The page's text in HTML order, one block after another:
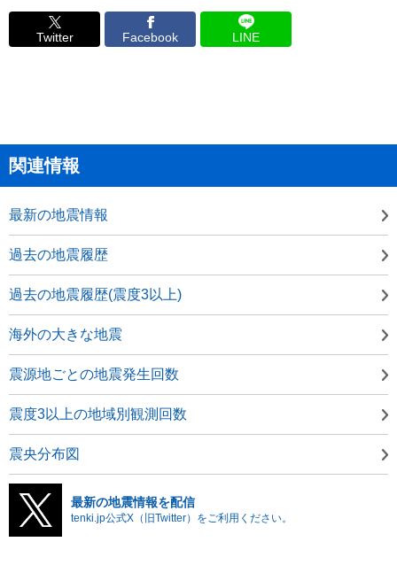
Twitter Facebook LINE
関連情報
最新の地震情報
過去の地震履歴
過去の地震履歴(震度3以上)
海外の大きな地震
震源地ごとの地震発生回数
震度3以上の地域別観測回数
震央分布図
最新の地震情報を配信
tenki.jp公式X（旧Twitter）をご利用ください。